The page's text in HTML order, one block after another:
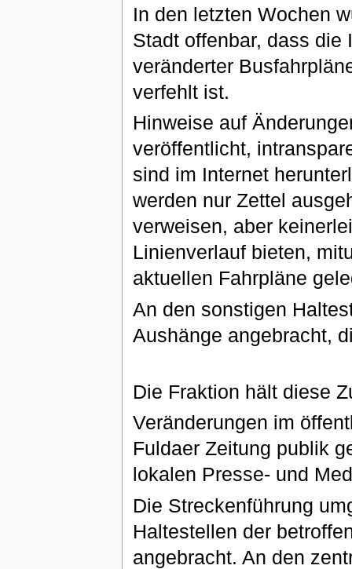
In den letzten Wochen
Stadt offenbar, dass die
veränderter
verfehlt ist.
Hinweise auf
veröffentlicht,
sind im Internet
werden nur Zettel
verweisen, aber
Linienverlauf bieten,
aktuellen Fahrpläne
An den sonstigen
Aushänge angebracht,
Die Fraktion hält diese
Veränderungen im
Fuldaer Zeitung publik
lokalen Presse- und
Die Streckenführung
Haltestellen der
angebracht. An den